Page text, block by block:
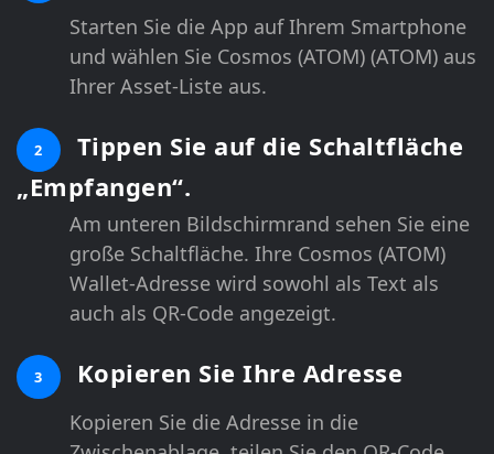
Starten Sie die App auf Ihrem Smartphone
und wählen Sie Cosmos (ATOM) (ATOM) aus
Ihrer Asset-Liste aus.
2
Tippen Sie auf die Schaltfläche
„Empfangen“.
Am unteren Bildschirmrand sehen Sie eine
große Schaltfläche. Ihre Cosmos (ATOM)
Wallet-Adresse wird sowohl als Text als
auch als QR-Code angezeigt.
3 Kopieren Sie Ihre Adresse
Kopieren Sie die Adresse in die